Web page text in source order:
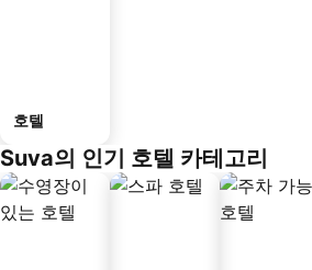
호텔
Suva의 인기 호텔 카테고리